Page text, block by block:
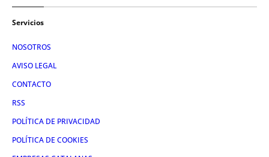
Servicios
NOSOTROS
AVISO LEGAL
CONTACTO
RSS
POLÍTICA DE PRIVACIDAD
POLÍTICA DE COOKIES